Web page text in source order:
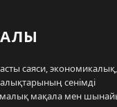
саяси, экономикалық,
сенімді
мақала мен